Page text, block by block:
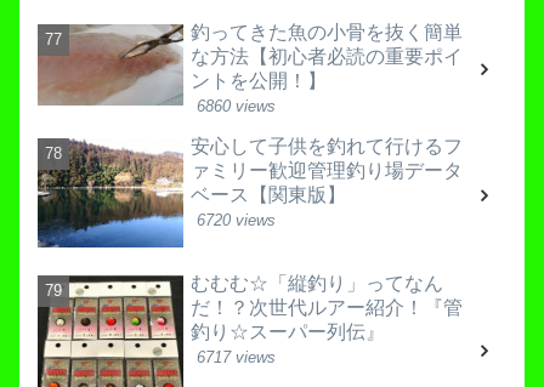
釣ってきた魚の小骨を抜く簡単
な方法【初心者必読の重要ポイ
ントを公開！】
6860 views
安心して子供を釣れて行けるフ
ァミリー歓迎管理釣り場データ
ベース【関東版】
6720 views
むむむ☆「縦釣り」ってなん
だ！？次世代ルアー紹介！『管
釣り☆スーパー列伝』
6717 views